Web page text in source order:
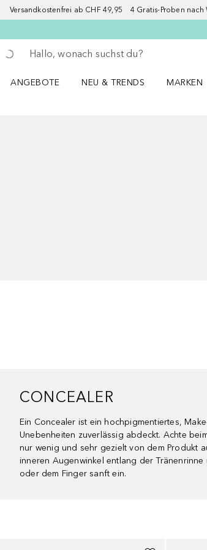
Versandkostenfrei ab CHF 49,95 4 Gratis-Proben
Gehe zurück
Suche ausführen
ANGEBOTE
NEU & TRENDS
MARKEN
CONCEALER
Ein Concealer ist ein hochpigmentiertes,
Unebenheiten zuverlässig abdeckt. Achte
nur wenig und sehr gezielt von dem Produkt
inneren Augenwinkel entlang der
oder dem Finger sanft ein.